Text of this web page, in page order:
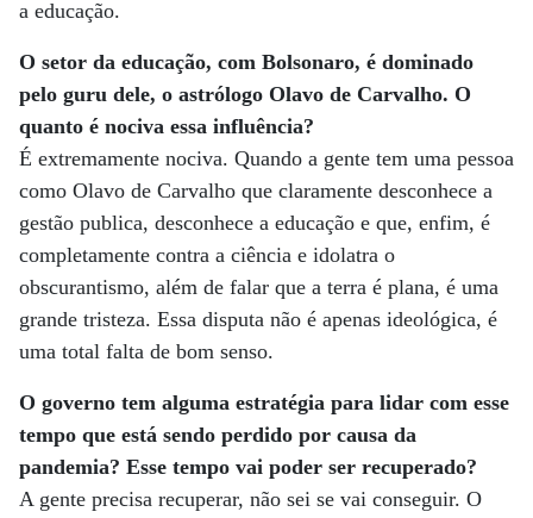
a educação.
O setor da educação, com Bolsonaro, é dominado
pelo guru dele, o astrólogo Olavo de Carvalho. O
quanto é nociva essa influência?
É extremamente nociva. Quando a gente tem uma pessoa
como Olavo de Carvalho que claramente desconhece a
gestão publica, desconhece a educação e que, enfim, é
completamente contra a ciência e idolatra o
obscurantismo, além de falar que a terra é plana, é uma
grande tristeza. Essa disputa não é apenas ideológica, é
uma total falta de bom senso.
O governo tem alguma estratégia para lidar com esse
tempo que está sendo perdido por causa da
pandemia? Esse tempo vai poder ser recuperado?
A gente precisa recuperar, não sei se vai conseguir. O